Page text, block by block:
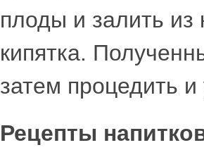
плоды и залить из
кипятка.
затем процедить
Рецепты